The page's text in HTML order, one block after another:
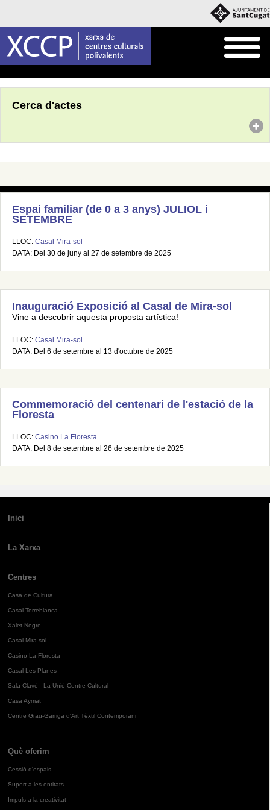
Cerca d'actes
Espai familiar (de 0 a 3 anys) JULIOL i
SETEMBRE
LLOC: Casal Mira-sol
DATA: Del 30 de juny al 27 de setembre de 2025
Inauguració Exposició al Casal de Mira-sol
Vine a descobrir aquesta proposta artística!
LLOC: Casal Mira-sol
DATA: Del 6 de setembre al 13 d'octubre de 2025
Commemoració del centenari de l'estació de la
Floresta
LLOC: Casino La Floresta
DATA: Del 8 de setembre al 26 de setembre de 2025
Inici
La Xarxa
Centres
Casa de Cultura
Casal Torreblanca
Xalet Negre
Casal Mira-sol
Casino La Floresta
Casal Les Planes
Sala Clavé - La Unió Centre Cultural
Casa Aymat
Centre Grau-Garriga d'Art Tèxtil Contemporani
Què oferim
Cessió d'espais
Suport a les entitats
Impuls a la creativitat